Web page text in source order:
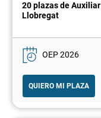
20 plazas de
Llobregat
OEP 2026
QUIERO MI PLAZA